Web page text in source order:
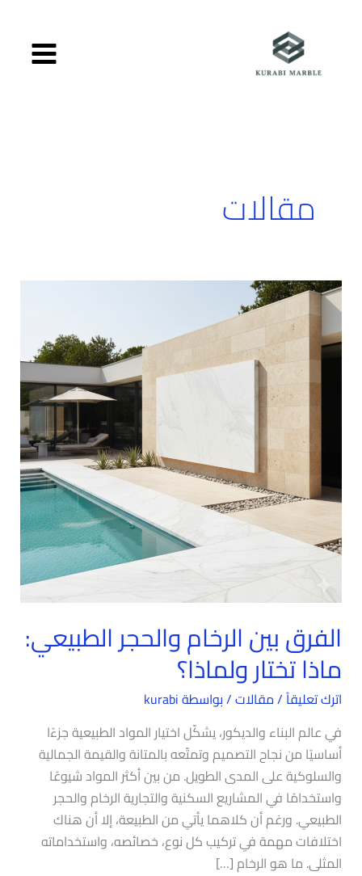
مقالات
الفرق بين الرخام والحجر الطبيعي:
ماذا تختار ولماذا؟
اترك تعليقاً/مقالات/ بواسطةkurabi
في عالم البناء والديكور، يشكّل اختيار المواد الطبيعية جزءًا
أساسيًا من نجاح التصميم وتمتّعه بالمتانة والقيمة الجمالية
والسلوكية على المدى الطويل. من بين أكثر المواد شيوعًا
واستخدامًا في المشاريع السكنية والتجارية الرخام والحجر
الطبيعي. ورغم أن كلاهما يأتي من الطبيعة، إلا أن هناك
اختلافات مهمة في تركيب كل نوع، خصائصه، واستخداماته
المثلى. ما هو الرخام […]
الفرق
بين
الرخام
والحجر
الطبيعي:
ولماذا؟